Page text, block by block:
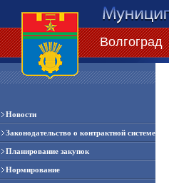
Волгоград
Новости
Законодательство о контрактной системе
Планирование закупок
Нормирование